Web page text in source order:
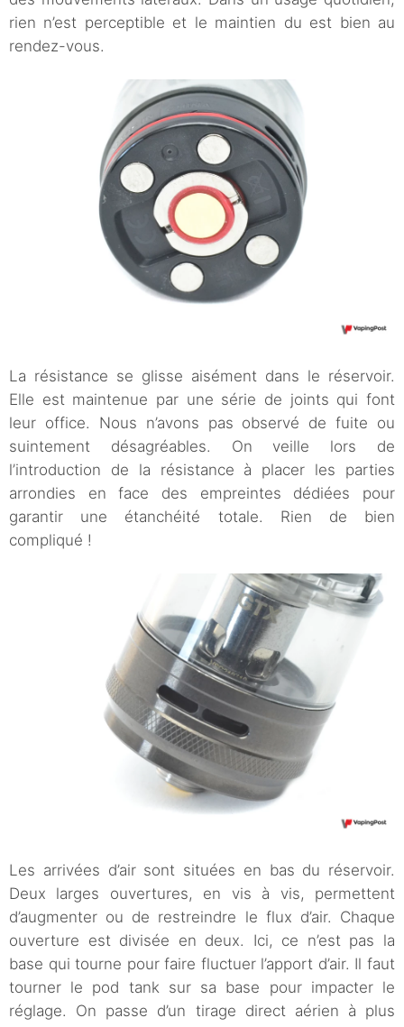
rien n’est perceptible et le maintien du est bien au
rendez-vous.
La résistance se glisse aisément dans le réservoir.
Elle est maintenue par une série de joints qui font
leur office. Nous n’avons pas observé de fuite ou
suintement désagréables. On veille lors de
l’introduction de la résistance à placer les parties
arrondies en face des empreintes dédiées pour
garantir une étanchéité totale. Rien de bien
compliqué !
Les arrivées d’air sont situées en bas du réservoir.
Deux larges ouvertures, en vis à vis, permettent
d’augmenter ou de restreindre le flux d’air. Chaque
ouverture est divisée en deux. Ici, ce n’est pas la
base qui tourne pour faire fluctuer l’apport d’air. Il faut
tourner le pod tank sur sa base pour impacter le
réglage. On passe d’un tirage direct aérien à plus